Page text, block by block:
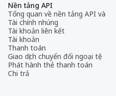
Nền tảng API
Tổng quan về nền tảng API và
Tài chính nhúng
Tài khoản liên kết
Tài khoản
Thanh toán
Giao dịch chuyển đổi ngoại tệ
Phát hành thẻ thanh toán
Chi trả